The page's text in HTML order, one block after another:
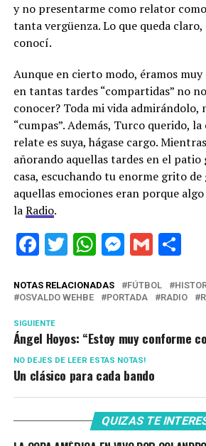
y no presentarme como relator
tanta vergüenza. Lo que queda claro,
conocí.
Aunque en cierto modo, éramos muy
en tantas tardes “compartidas” no
conocer? Toda mi vida admirándolo,
“cumpas”. Además, Turco querido,
relate es suya, hágase cargo.
añorando aquellas tardes en el patio
casa, escuchando tu enorme grito de
aquellas emociones eran porque
laRadio.
Facebook
Twitter
WhatsApp
Gmail
NOTAS RELACIONADAS FÚTBOL
OSVALDO WEHBE
PORTADA RADIO
SIGUIENTE
Ángel Hoyos: “Estoy muy conforme
NO DEJES DE LEER ESTAS NOTAS!
Un clásico para cada bando
QUIZAS TE